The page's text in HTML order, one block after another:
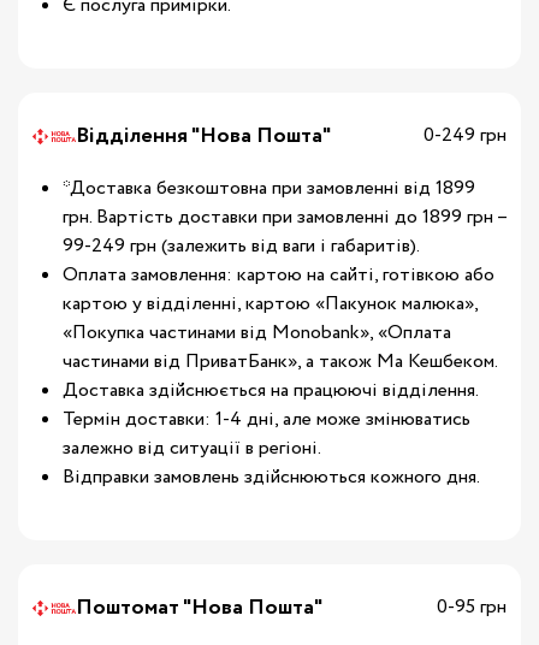
Відділення "Нова Пошта"
0-249 грн
*Доставка безкоштовна при замовленні від 1899
грн. Вартість доставки при замовленні до 1899 грн –
99-249 грн (залежить від ваги і габаритів).
Оплата замовлення: картою на сайті, готівкою або
картою у відділенні, картою «Пакунок малюка»,
«Покупка частинами від Monobank», «Оплата
частинами від ПриватБанк», а також Ма Кешбеком.
Доставка здійснюється на працюючі відділення.
Термін доставки: 1-4 дні, але може змінюватись
залежно від ситуації в регіоні.
Відправки замовлень здійснюються кожного дня.
Поштомат "Нова Пошта"
0-95 грн